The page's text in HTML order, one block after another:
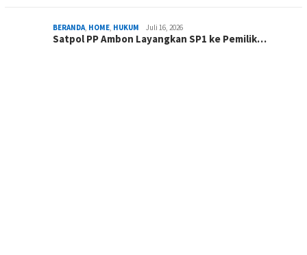
BERANDA, HOME, HUKUM Juli 16, 2026
Satpol PP Ambon Layangkan SP1 ke Pemilik…